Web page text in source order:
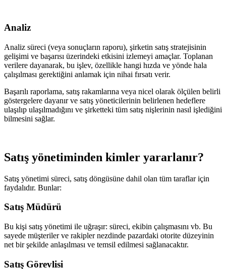
Analiz
Analiz süreci (veya sonuçların raporu), şirketin satış stratejisinin
gelişimi ve başarısı üzerindeki etkisini izlemeyi amaçlar. Toplanan
verilere dayanarak, bu işlev, özellikle hangi hızda ve yönde hala
çalışılması gerektiğini anlamak için nihai fırsatı verir.
Başarılı raporlama, satış rakamlarına veya nicel olarak ölçülen belirli
göstergelere dayanır ve satış yöneticilerinin belirlenen hedeflere
ulaşılıp ulaşılmadığını ve şirketteki tüm satış nişlerinin nasıl işlediğini
bilmesini sağlar.
Satış yönetiminden kimler yararlanır?
Satış yönetimi süreci, satış döngüsüne dahil olan tüm taraflar için
faydalıdır. Bunlar:
Satış Müdürü
Bu kişi satış yönetimi ile uğraşır: süreci, ekibin çalışmasını vb. Bu
sayede müşteriler ve rakipler nezdinde pazardaki otorite düzeyinin
net bir şekilde anlaşılması ve temsil edilmesi sağlanacaktır.
Satış Görevlisi